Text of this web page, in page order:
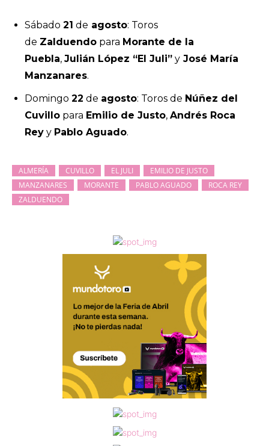
Sábado 21 de agosto: Toros
de Zalduendo para Morante de la
Puebla, Julián López “El Juli” y José María
Manzanares.
Domingo 22 de agosto: Toros de Núñez del
Cuvillo para Emilio de Justo, Andrés Roca
Rey y Pablo Aguado.
ALMERÍA CUVILLO EL JULI
EMILIO DE JUSTO
MANZANARES
MORANTE PABLO AGUADO
ROCA REY
ZALDUENDO